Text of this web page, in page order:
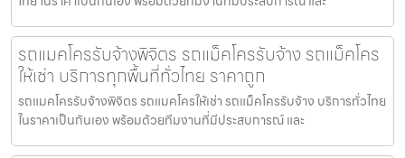
รถแมคโครรับจ้างพิจิตร รถแม็คโครรับจ้าง รถแม็คโคร
ให้เช่า บริการทุกพื้นที่ทั่วไทย ราคาถูก
รถแมคโครรับจ้างพิจิตร รถแมคโครให้เช่า รถแม็คโครรับจ้าง บริการทั่วไทย
ในราคาเป็นกันเอง พร้อมด้วยทีมงานที่มีประสบการณ์ และ